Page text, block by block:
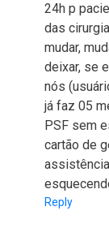
24h p
das
mudar,
deixar, se
nós
já faz 05
PSF sem
cartão de
Reply